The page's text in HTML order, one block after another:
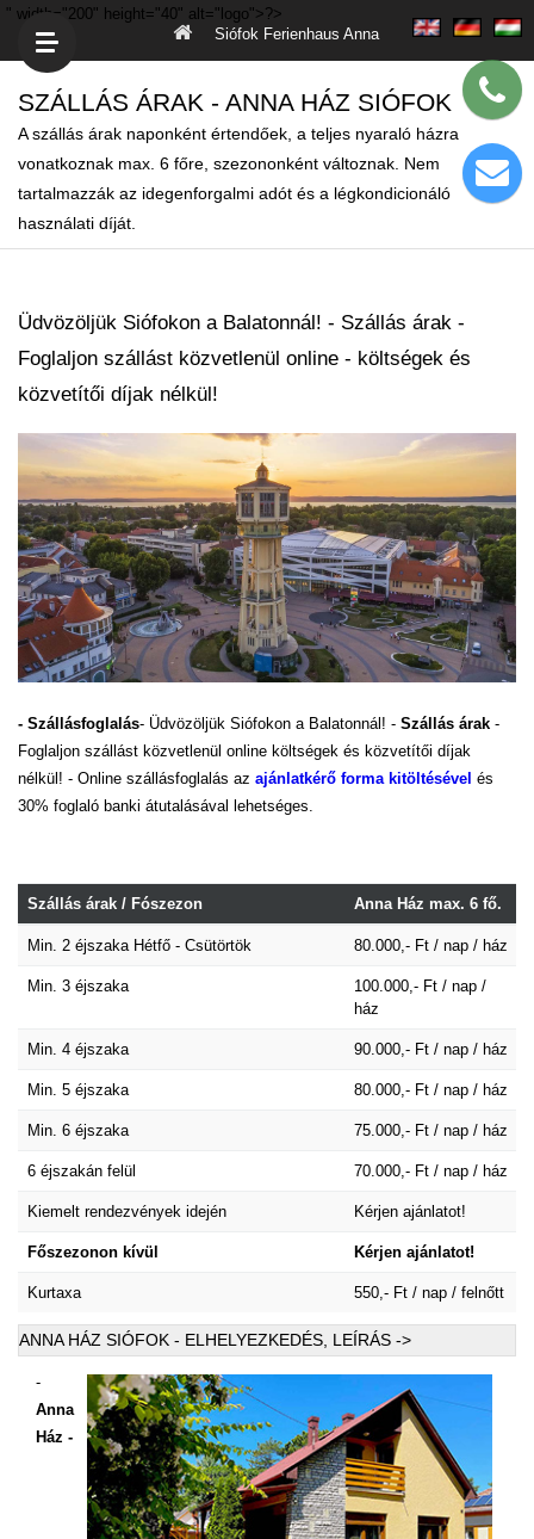
" width="200" height="40" alt="logo">?>
Siófok Ferienhaus Anna
SZÁLLÁS ÁRAK - ANNA HÁZ SIÓFOK
A szállás árak naponként értendőek, a teljes nyaraló házra
vonatkoznak max. 6 főre, szezononként változnak. Nem
tartalmazzák az idegenforgalmi adót és a légkondicionáló
használati díját.
Üdvözöljük Siófokon a Balatonnál! - Szállás árak -
Foglaljon szállást közvetlenül online - költségek és
közvetítői díjak nélkül!
- Szállásfoglalás- Üdvözöljük Siófokon a Balatonnál! - Szállás árak -
Foglaljon szállást közvetlenül online költségek és közvetítői díjak
nélkül! - Online szállásfoglalás az ajánlatkérő forma kitöltésével és
30% foglaló banki átutalásával lehetséges.
Szállás árak / Fószezon Anna Ház max. 6 fő.
Min. 2 éjszaka Hétfő - Csütörtök 80.000,- Ft / nap / ház
Min. 3 éjszaka
100.000,- Ft / nap /
ház
Min. 4 éjszaka 90.000,- Ft / nap / ház
Min. 5 éjszaka 80.000,- Ft / nap / ház
Min. 6 éjszaka 75.000,- Ft / nap / ház
6 éjszakán felül 70.000,- Ft / nap / ház
Kiemelt rendezvények idején Kérjen ajánlatot!
Főszezonon kívül Kérjen ajánlatot!
Kurtaxa 550,- Ft / nap / felnőtt
ANNA HÁZ SIÓFOK - ELHELYEZKEDÉS, LEÍRÁS ->
-
Anna
Ház -